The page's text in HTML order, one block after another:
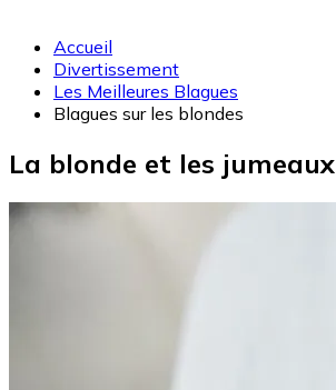
Accueil
Divertissement
Les Meilleures Blagues
Blagues sur les blondes
La blonde et les jumeaux